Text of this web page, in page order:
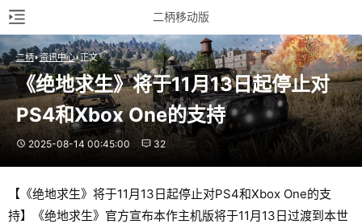
二柄移动版
二柄 资讯中心 正文
《绝地求生》将于11月13日起停止对
PS4和Xbox One的支持
2025-08-14 00:45:00 32
【《绝地求生》将于11月13日起停止对PS4和Xbox One的支
持】《绝地求生》官方宣布本作主机版将于11月13日过渡到本世